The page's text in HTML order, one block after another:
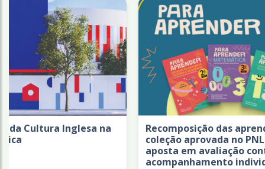
Inglesa na
Recomposição das aprendizagens:
coleção aprovada no PNLD 2027
aposta em avaliação continuada e
acompanhamento individual